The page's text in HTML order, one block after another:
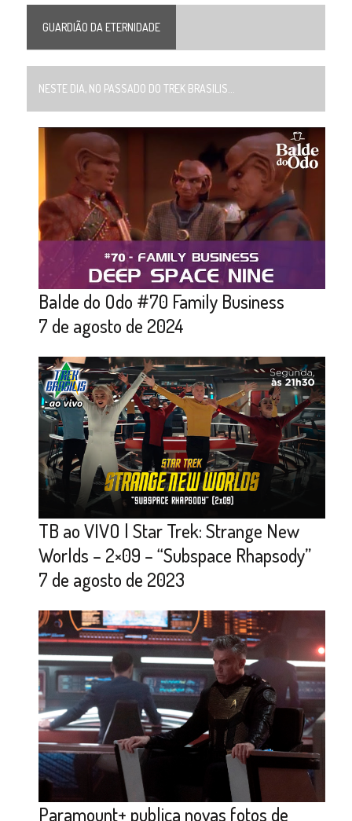
GUARDIÃO DA ETERNIDADE
NESTE DIA, NO PASSADO DO TREK BRASILIS...
Balde do Odo #70 Family Business
7 de agosto de 2024
TB ao VIVO | Star Trek: Strange New
Worlds – 2×09 – “Subspace Rhapsody”
7 de agosto de 2023
Paramount+ publica novas fotos de